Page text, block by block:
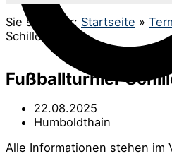
Sie sind hier: Startseite »
Schiller – PMG
Fußballturnier
22.08.2025
Humboldthain
Alle Informationen stehen im